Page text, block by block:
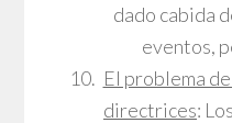
dado cabida
eventos,
El problema
directrices: